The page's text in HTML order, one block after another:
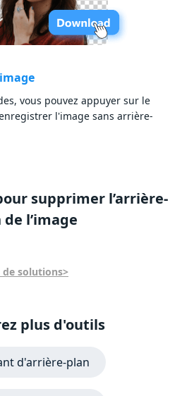
vous pouvez appuyer sur le
l'image sans arrière-
supprimer l’arrière-
l’image
de solutions>
plus d'outils
d'arrière-plan